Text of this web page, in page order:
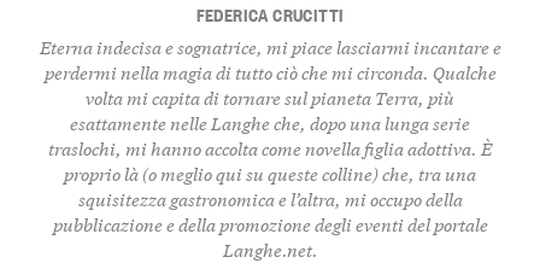
FEDERICA CRUCITTI
Eterna indecisa e sognatrice, mi piace lasciarmi incantare e
perdermi nella magia di tutto ciò che mi circonda. Qualche
volta mi capita di tornare sul pianeta Terra, più
esattamente nelle Langhe che, dopo una lunga serie
traslochi, mi hanno accolta come novella figlia adottiva. È
proprio là (o meglio qui su queste colline) che, tra una
squisitezza gastronomica e l’altra, mi occupo della
pubblicazione e della promozione degli eventi del portale
Langhe.net.